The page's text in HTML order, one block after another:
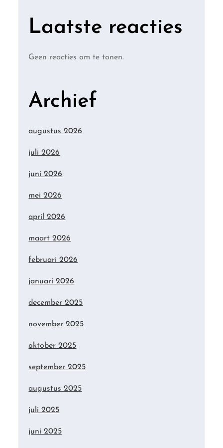
Laatste reacties
Geen reacties om te tonen.
Archief
augustus 2026
juli 2026
juni 2026
mei 2026
april 2026
maart 2026
februari 2026
januari 2026
december 2025
november 2025
oktober 2025
september 2025
augustus 2025
juli 2025
juni 2025